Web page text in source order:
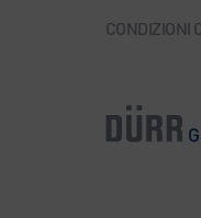
CONDIZIONI